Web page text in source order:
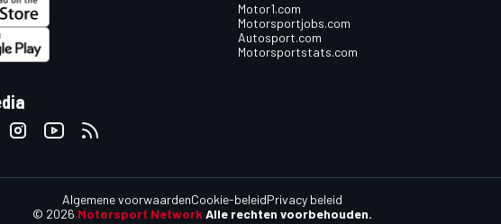
Motor1.com
Motorsportjobs.com
Autosport.com
Motorsportstats.com
© 2026 Motorsport Network Alle rechten voorbehouden.
Algemene voorwaardenCookie-beleidPrivacy beleid